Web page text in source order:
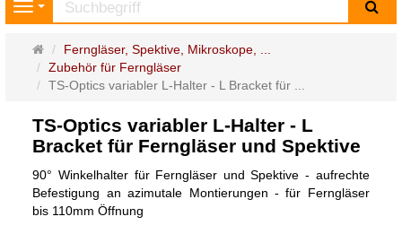
Navigation
Startseite
Ferngläser, Spektive, Mikroskope, ...
Zubehör für Ferngläser
TS-Optics variabler L-Halter - L Bracket für ...
TS-Optics variabler L-Halter - L
Bracket für Ferngläser und Spektive
90° Winkelhalter für Ferngläser und Spektive - aufrechte
Befestigung an azimutale Montierungen - für Ferngläser
bis 110mm Öffnung